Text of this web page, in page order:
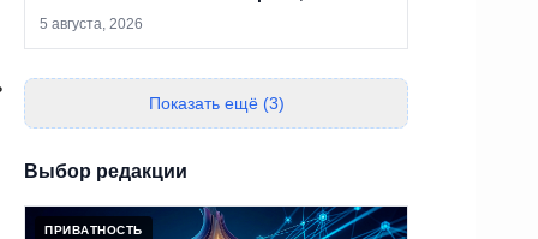
обменниках и кошельках
5 августа, 2026
Показать ещё (3)
Выбор редакции
ПРИВАТНОСТЬ